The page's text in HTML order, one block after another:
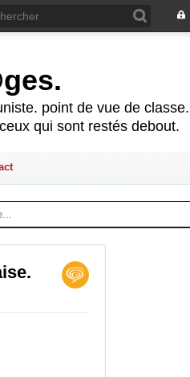
point de vue de classe.
qui sont restés debout.